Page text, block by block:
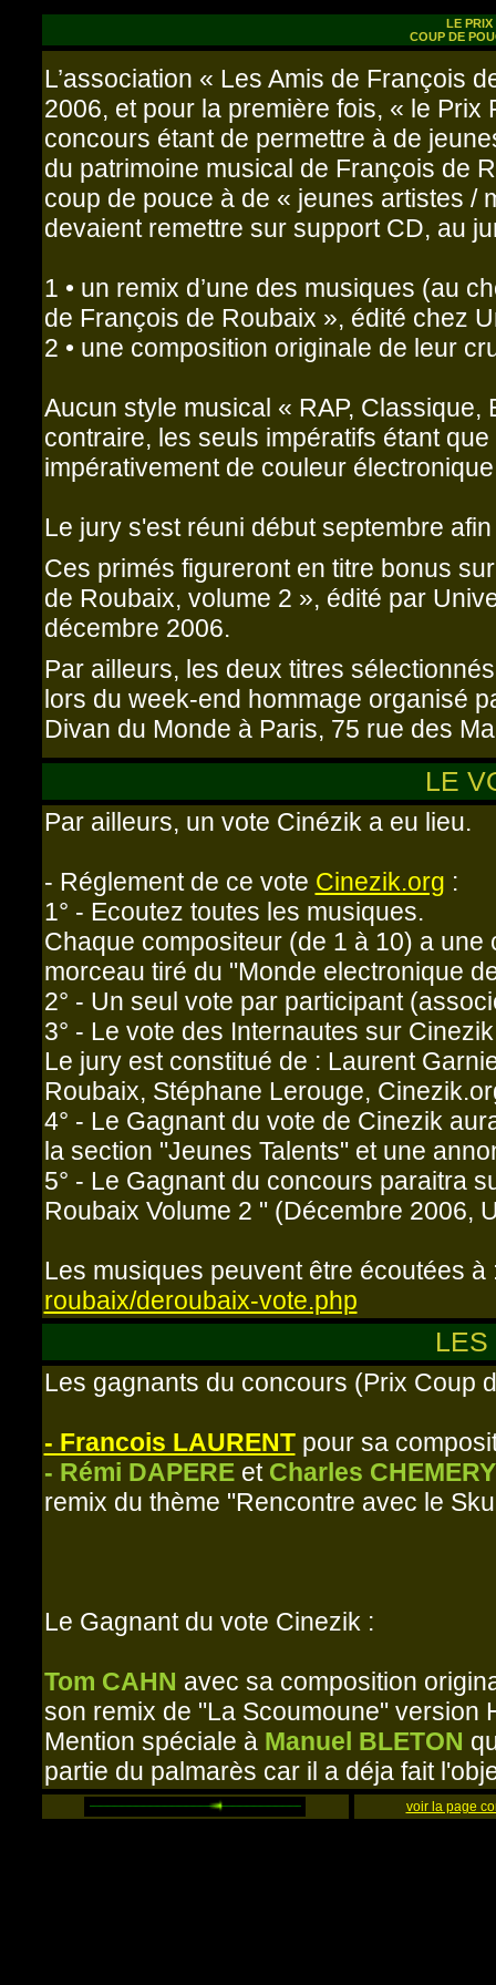
LE
COUP DE
L’association « Les Amis de François
2006, et pour la première fois, « le Prix
concours étant de permettre à de
du patrimoine musical de François de
coup de pouce à de « jeunes artistes /
devaient remettre sur support CD, au
1 • un remix d’une des musiques (au
de François de Roubaix », édité chez
2 • une composition originale de leur
Aucun style musical « RAP, Classique,
contraire, les seuls impératifs étant
impérativement de couleur
Le jury s'est réuni début septembre
Ces primés figureront en titre bonus
de Roubaix, volume 2 », édité par
décembre 2006.
Par ailleurs, les deux titres
lors du week-end hommage organisé
Divan du Monde à Paris, 75 rue des
LE
Par ailleurs, un vote Cinézik a eu lieu.
- Réglement de ce vote Cinezik.org :
1° - Ecoutez toutes les musiques.
Chaque compositeur (de 1 à 10) a
morceau tiré du "Monde electronique
2° - Un seul vote par participant
3° - Le vote des Internautes sur
Le jury est constitué de : Laurent
Roubaix, Stéphane Lerouge,
4° - Le Gagnant du vote de Cinezik
la section "Jeunes Talents" et une
5° - Le Gagnant du concours paraitra
Roubaix Volume 2 " (Décembre 2006,
Les musiques peuvent être écoutées à
roubaix/deroubaix-vote.php
LES
Les gagnants du concours (Prix Coup
- Francois LAURENTpour sa
- Rémi DAPEREet Charles CHEMERY
remix du thème "Rencontre avec le
Le Gagnant du vote Cinezik :
Tom CAHN avec sa composition
son remix de "La Scoumoune" version
Mention spéciale à Manuel BLETON
partie du palmarès car il a déja fait
voir la page